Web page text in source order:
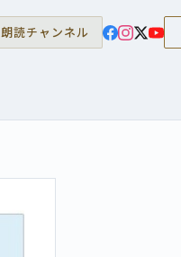
朗読チャンネル